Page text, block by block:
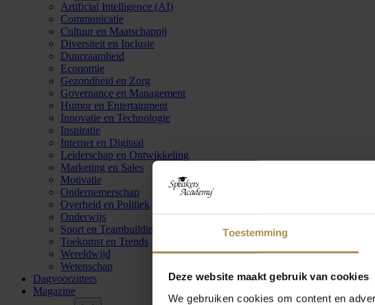
Toestemming
Deze website maakt gebruik van cookies
We gebruiken cookies om content en
Artificial Intelligence (AI)
Communicatie
Cultuur en Maatschappij
Diversiteit en Inclusie
Duurzaamheid
Economie
Gezondheid en Zorg
Governance en Management
Humor en Entertainment
Innovatie en Technologie
Inspiratie
Internet en Digitaal
Leiderschap en Ontwikkeling
Marketing en Sales
Motivatie
Ondernemerschap
Overheid en Politiek
Onderwijs
Sport en Teambuilding
Toekomst en Trends
Wereldwijd
Wetenschap
Dagvoorzitters
Magazine